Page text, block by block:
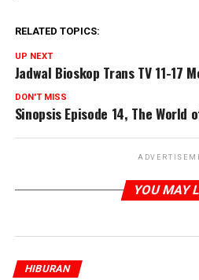
RELATED TOPICS:
UP NEXT
Jadwal Bioskop Trans TV 11-17
DON'T MISS
Sinopsis Episode 14, The World
YOU MAY
HIBURAN